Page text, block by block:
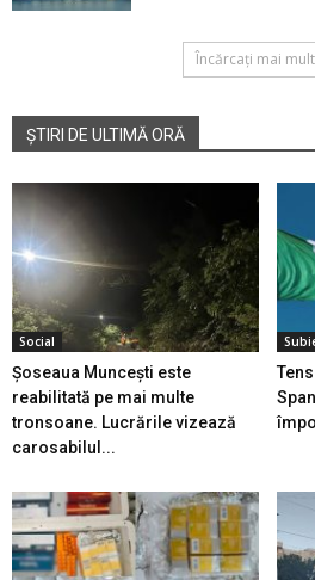
Încărcați mai
ȘTIRI DE ULTIMĂ ORĂ
Social
Șoseaua Muncești este
reabilitată pe mai multe
tronsoane. Lucrările vizează
carosabilul...